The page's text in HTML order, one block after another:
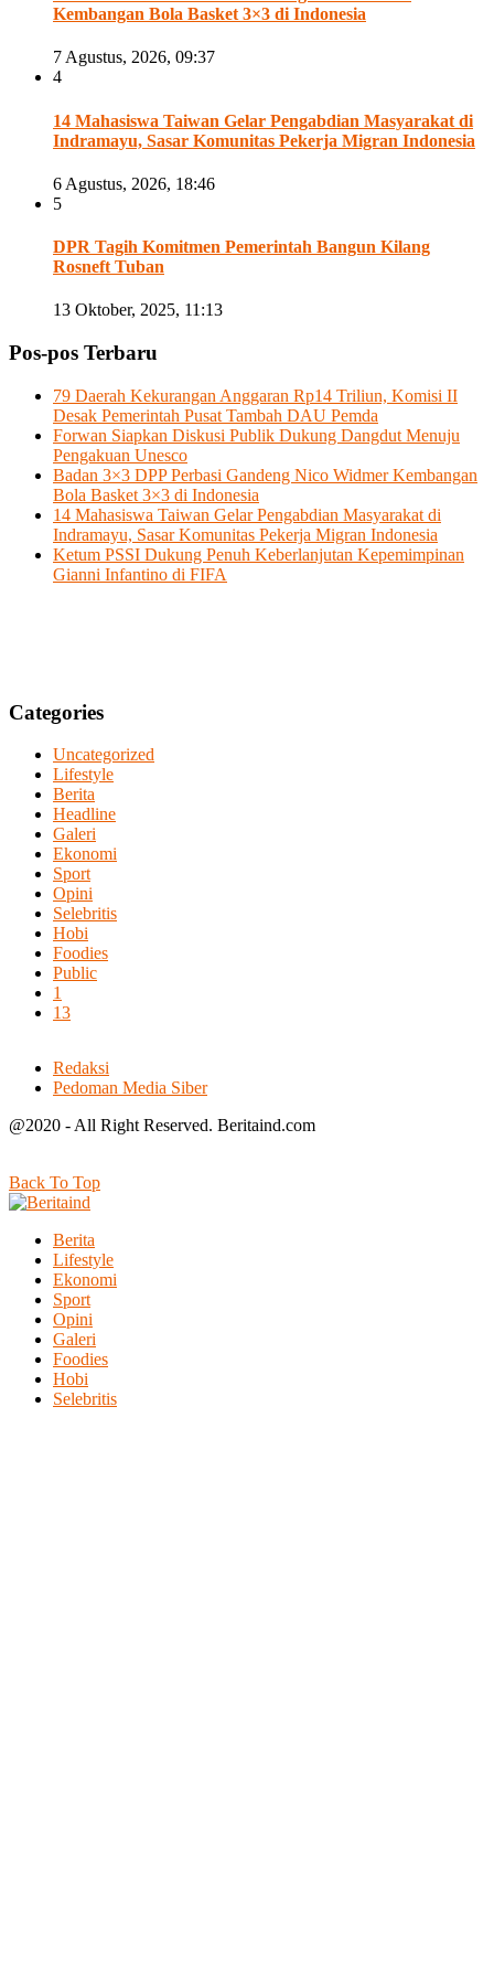
Kembangan Bola Basket 3×3 di Indonesia
7 Agustus, 2026, 09:37
4
14 Mahasiswa Taiwan Gelar Pengabdian Masyarakat di
Indramayu, Sasar Komunitas Pekerja Migran Indonesia
6 Agustus, 2026, 18:46
5
DPR Tagih Komitmen Pemerintah Bangun Kilang
Rosneft Tuban
13 Oktober, 2025, 11:13
Pos-pos Terbaru
79 Daerah Kekurangan Anggaran Rp14 Triliun, Komisi II
Desak Pemerintah Pusat Tambah DAU Pemda
Forwan Siapkan Diskusi Publik Dukung Dangdut Menuju
Pengakuan Unesco
Badan 3×3 DPP Perbasi Gandeng Nico Widmer Kembangan
Bola Basket 3×3 di Indonesia
14 Mahasiswa Taiwan Gelar Pengabdian Masyarakat di
Indramayu, Sasar Komunitas Pekerja Migran Indonesia
Ketum PSSI Dukung Penuh Keberlanjutan Kepemimpinan
Gianni Infantino di FIFA
Categories
Uncategorized
Lifestyle
Berita
Headline
Galeri
Ekonomi
Sport
Opini
Selebritis
Hobi
Foodies
Public
1
13
Redaksi
Pedoman Media Siber
@2020 - All Right Reserved. Beritaind.com
Back To Top
Berita
Lifestyle
Ekonomi
Sport
Opini
Galeri
Foodies
Hobi
Selebritis